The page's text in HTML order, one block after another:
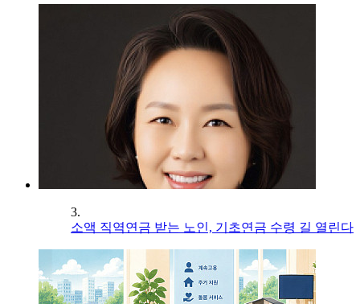
3.
소액 직역연금 받는 노인, 기초연금 수령 길 열린다